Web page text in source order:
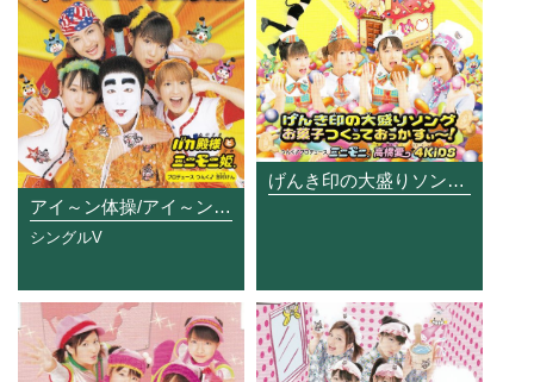
アイ～ン体操/アイ～ン! ダンスの唄
シングルV
げんき印の大盛りソング / お菓子つくっておっかすぃ～!